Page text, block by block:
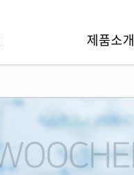
제품소개